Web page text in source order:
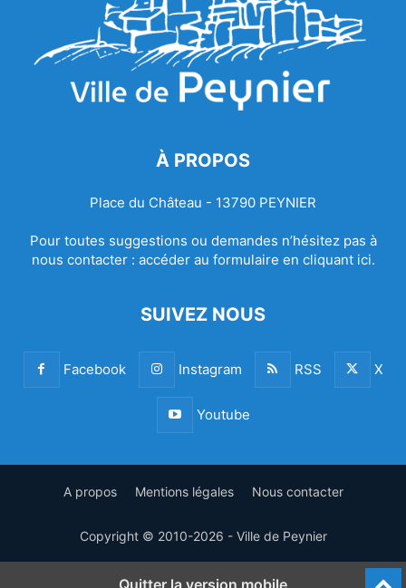
À PROPOS
Place du Château - 13790 PEYNIER
Pour toutes suggestions ou demandes n’hésitez pas à
nous contacter : accéder au formulaire en cliquant ici.
SUIVEZ NOUS
Facebook Instagram RSS X
Youtube
A propos Mentions légales Nous contacter
Copyright © 2010-2026 - Ville de Peynier